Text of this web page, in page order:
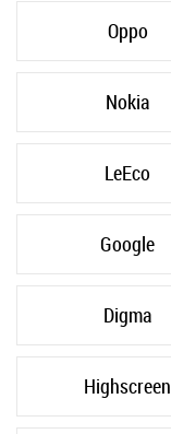
Oppo
Nokia
LeEco
Google
Digma
Highscreen